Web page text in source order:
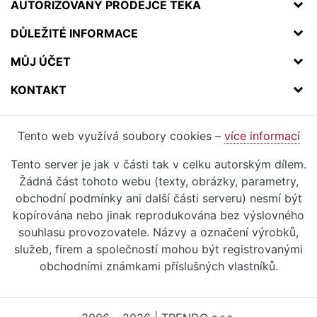
AUTORIZOVANÝ PRODEJCE TEKA
DŮLEŽITÉ INFORMACE
MŮJ ÚČET
KONTAKT
Tento web využívá soubory cookies – více informací
Tento server je jak v části tak v celku autorským dílem.
Žádná část tohoto webu (texty, obrázky, parametry,
obchodní podmínky ani další části serveru) nesmí být
kopírována nebo jinak reprodukována bez výslovného
souhlasu provozovatele. Názvy a označení výrobků,
služeb, firem a společností mohou být registrovanými
obchodními známkami příslušných vlastníků.